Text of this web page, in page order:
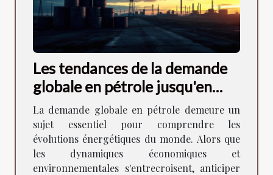
Les tendances de la demande
globale en pétrole jusqu'en
2026
La demande globale en pétrole demeure un
sujet essentiel pour comprendre les
évolutions énergétiques du monde. Alors que
les dynamiques économiques et
environnementales s'entrecroisent, anticiper